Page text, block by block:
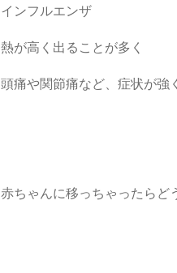
インフルエンザ
熱が高く出ることが多く
頭痛や関節痛など、症状が強
赤ちゃんに移っちゃったらど